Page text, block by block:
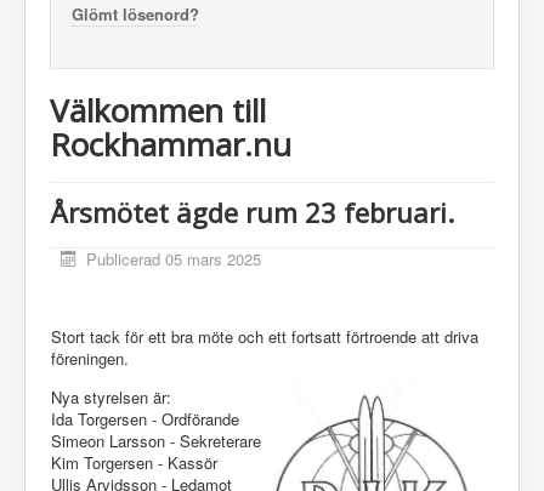
Glömt lösenord?
Välkommen till
Rockhammar.nu
Årsmötet ägde rum 23 februari.
Publicerad 05 mars 2025
Stort tack för ett bra möte och ett fortsatt förtroende att driva
föreningen.
Nya styrelsen är:
Ida Torgersen - Ordförande
Simeon Larsson - Sekreterare
Kim Torgersen - Kassör
Ullis Arvidsson - Ledamot